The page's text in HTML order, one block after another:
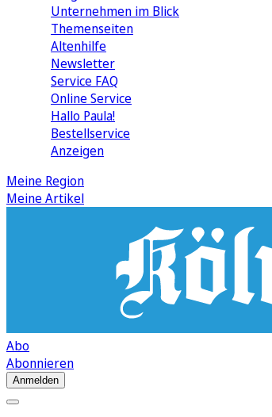
Unternehmen im Blick
Themenseiten
Altenhilfe
Newsletter
Service FAQ
Online Service
Hallo Paula!
Bestellservice
Anzeigen
Meine Region
Meine Artikel
Abo
Abonnieren
Anmelden